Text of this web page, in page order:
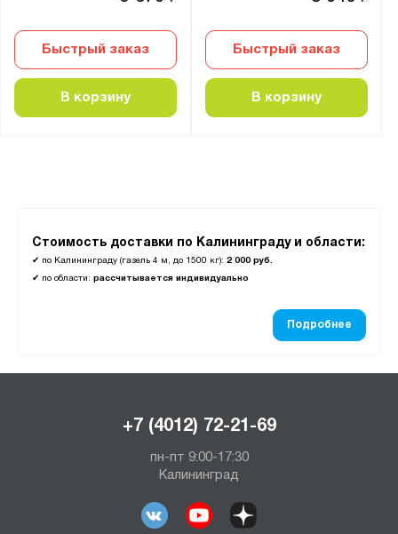
Стоимость доставки по Калининграду и области:
✔ по Калининграду (газель 4 м, до 1500 кг): 2 000 руб.
✔ по области: рассчитывается индивидуально
Подробнее
Быстрый заказ
В корзину
Быстрый заказ
В корзину
+7 (4012) 72-21-69
пн-пт 9:00-17:30
Калининград